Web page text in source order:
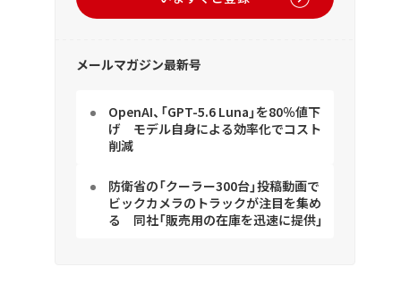
メールマガジン最新号
OpenAI、「GPT-5.6 Luna」を80％値下
げ モデル自身による効率化でコスト
削減
防衛省の「クーラー300台」投稿動画で
ビックカメラのトラックが注目を集め
る 同社「販売用の在庫を迅速に提供」